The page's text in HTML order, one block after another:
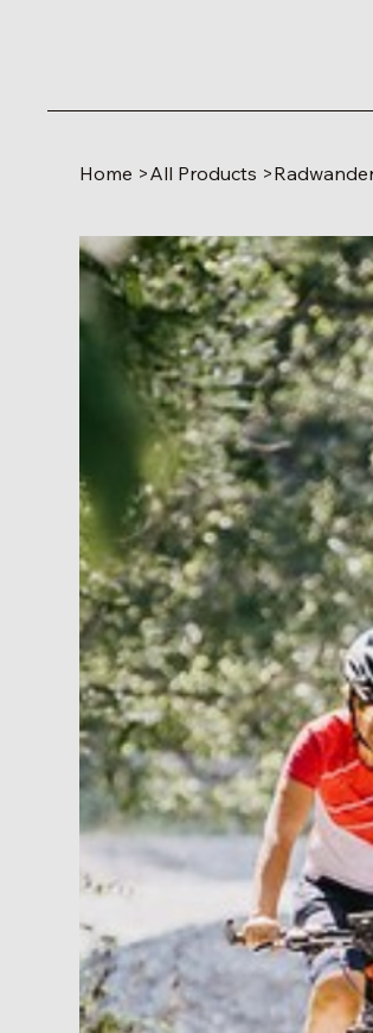
Home >All Products >